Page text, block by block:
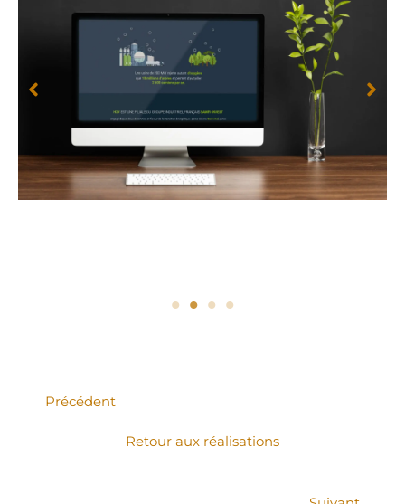
Précédent
Retour aux réalisations